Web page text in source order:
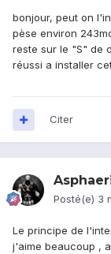
bonjour, peut on
pèse environ
reste sur le "S" de
réussi a installer
Citer
Posté(e) 3
Le principe de
j'aime beaucoup ,